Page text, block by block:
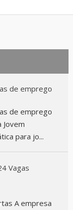
de emprego
de emprego
Jovem
para jo...
Vagas
A empresa